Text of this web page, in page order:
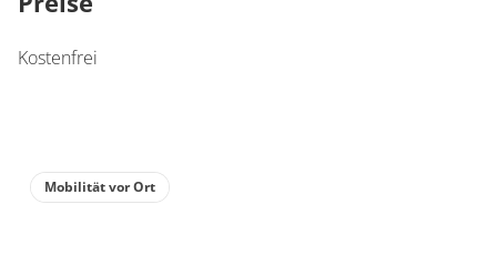
Kostenfrei
Mobilität vor Ort